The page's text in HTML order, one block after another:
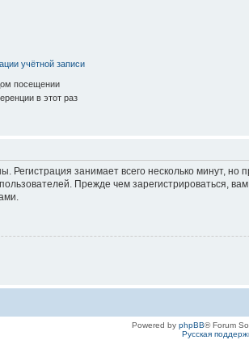
учётной записи
посещении
в этот раз
занимает всего несколько минут,
Прежде чем зарегистрироваться,
Powered by phpBB® Forum
Русская